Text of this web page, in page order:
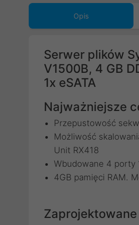
Opis
Serwer plików
V1500B, 4 GB
1x eSATA
Najważniejsze
Przepustowość
Możliwość
Unit RX418
Wbudowane 4 porty
4GB pamięci RAM.